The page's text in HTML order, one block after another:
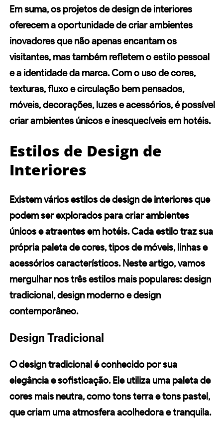
Em suma, os projetos de design de interiores
oferecem a oportunidade de criar ambientes
inovadores que não apenas encantam os
visitantes, mas também refletem oestilo pessoal
e a identidade da marca. Com o uso de cores,
texturas,fluxo e circulação bem pensados,
móveis, decorações, luzes e acessórios, é possível
criar ambientes únicos e inesquecíveis em hotéis.
Estilos de Design de
Interiores
Existem vários estilos de design de interiores que
podem ser explorados para criar ambientes
únicos e atraentes em hotéis. Cada estilo traz sua
própria paleta de cores, tipos de móveis,linhase
acessórios característicos. Neste artigo, vamos
mergulhar nos três estilos mais populares:design
tradicional,design modernoedesign
contemporâneo.
Design Tradicional
Odesign tradicionalé conhecido por sua
elegância e sofisticação. Ele utiliza uma paleta de
cores mais neutra, como tons terra e tons pastel,
que criam uma atmosfera acolhedora e tranquila.